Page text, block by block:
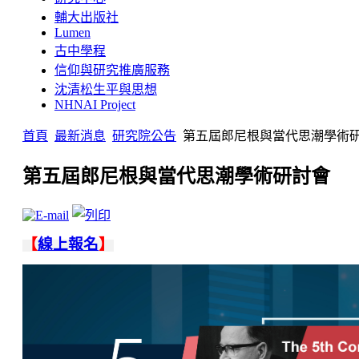
輔大出版社
Lumen
古中學程
信仰與研究推廣服務
沈清松生平與思想
NHNAI Project
首頁 最新消息 研究院公告 第五屆郎尼根與當代思潮學術
第五屆郎尼根與當代思潮學術研討會
【線上報名】